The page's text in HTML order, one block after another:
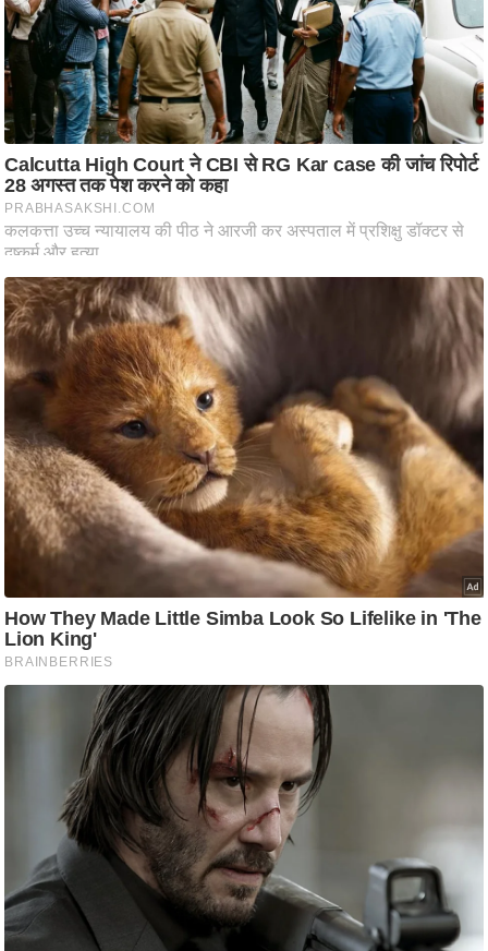
त्रा
रि
ले
श
न
शि
प
रा
ज
नी
ति
वि
श्ले
ण
स
म
सा
म
क
मा
तृ
भू
आ
र